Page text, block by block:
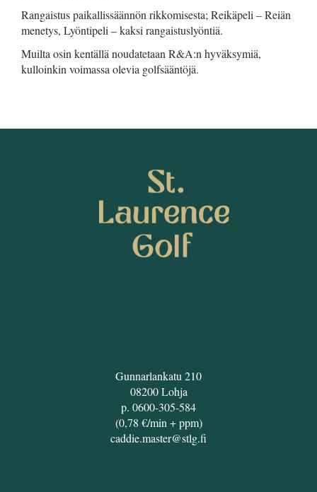
Rangaistus paikallissäännön rikkomisesta; Reikäpeli – Reiän
menetys, Lyöntipeli – kaksi rangaistuslyöntiä.
Muilta osin kentällä noudatetaan R&A:n hyväksymiä,
kulloinkin voimassa olevia golfsääntöjä.
Gunnarlankatu 210
08200 Lohja
p. 0600-305-584
(0,78 €/min + ppm)
caddie.master@stlg.fi